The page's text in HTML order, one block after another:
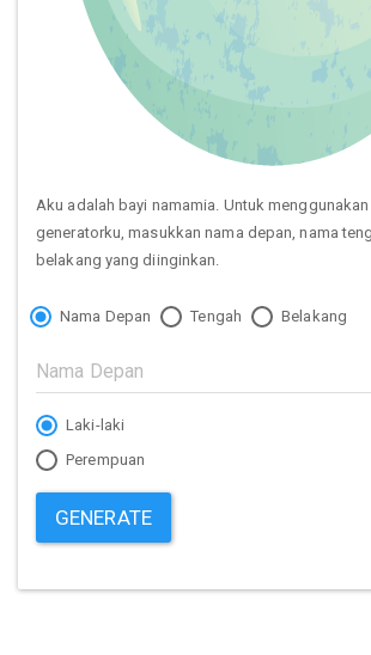
Aku adalah bayi namamia. Untuk menggunakan
generatorku, masukkan nama depan, nama
belakang yang diinginkan.
Nama Depan Tengah Belakang
Laki-laki
Perempuan
GENERATE